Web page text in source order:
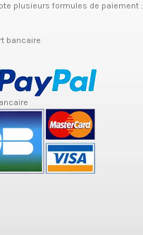
plusieurs formules de paiement :
bancaire